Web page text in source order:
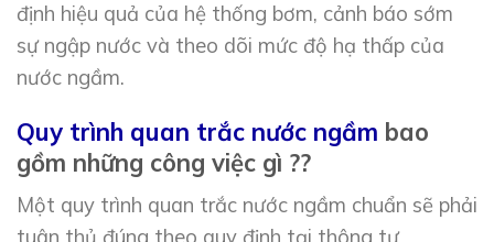
định hiệu quả của hệ thống bơm, cảnh báo sớm
sự ngập nước và theo dõi mức độ hạ thấp của
nước ngầm.
Quy trình quan trắc nước ngầm bao
gồm những công việc gì ??
Một quy trình quan trắc nước ngầm chuẩn sẽ phải
tuân thủ đúng theo quy định tại thông tư